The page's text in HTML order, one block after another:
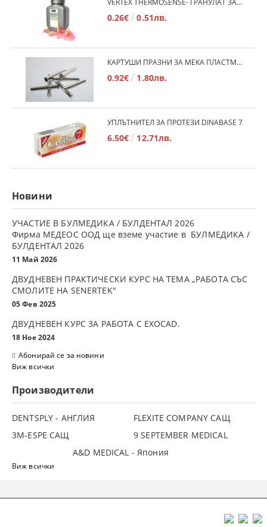
VERTEX THERMOSENSE- ГРАНУЛАТ ЗА МЕКИ ПРОТЕЗИ
0.26€ 0.51лв.
КАРТУШИ ПРАЗНИ ЗА МЕКА ПЛАСТМАСА
0.92€ 1.80лв.
УПЛЪТНИТЕЛ ЗА ПРОТЕЗИ DINABASE 7
6.50€ 12.71лв.
Новини
УЧАСТИЕ В БУЛМЕДИКА / БУЛДЕНТАЛ 2026
Фирма МЕДЕОС ООД ще вземе участие в БУЛМЕДИКА /
БУЛДЕНТАЛ 2026
11 Май 2026
ДВУДНЕВЕН ПРАКТИЧЕСКИ КУРС НА ТЕМА „РАБОТА СЪС
СМОЛИТЕ НА SENERTEK"
05 Фев 2025
ДВУДНЕВЕН КУРС ЗА РАБОТА С ЕXOCAD.
18 Ное 2024
Абонирай се за новини
Виж всички
Производители
DENTSPLY - АНГЛИЯ
FLEXITE COMPANY САЩ
3М-ESPE САЩ
9 SEPTEMBER MEDICAL
A&D MEDICAL - Япония
Виж всички